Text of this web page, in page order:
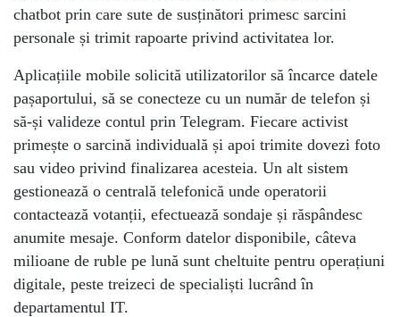
chatbot prin care sute de susținători primesc sarcini
personale și trimit rapoarte privind activitatea lor.
Aplicațiile mobile solicită utilizatorilor să încarce datele
pașaportului, să se conecteze cu un număr de telefon și
să-și valideze contul prin Telegram. Fiecare activist
primește o sarcină individuală și apoi trimite dovezi foto
sau video privind finalizarea acesteia. Un alt sistem
gestionează o centrală telefonică unde operatorii
contactează votanții, efectuează sondaje și răspândesc
anumite mesaje. Conform datelor disponibile, câteva
milioane de ruble pe lună sunt cheltuite pentru operațiuni
digitale, peste treizeci de specialiști lucrând în
departamentul IT.